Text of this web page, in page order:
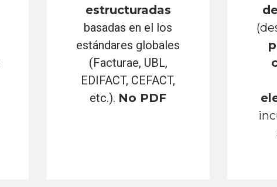
estructuradas
basadas en el los
estándares globales
(Facturae, UBL,
EDIFACT, CEFACT,
etc.). No PDF